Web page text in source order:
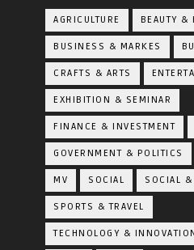
AGRICULTURE BEAUTY &
BUSINESS & MARKES
CRAFTS & ARTS
EXHIBITION & SEMINAR
FINANCE & INVESTMENT
GOVERNMENT & POLITICS
MV SOCIAL SOCIAL &
SPORTS & TRAVEL
TECHNOLOGY &